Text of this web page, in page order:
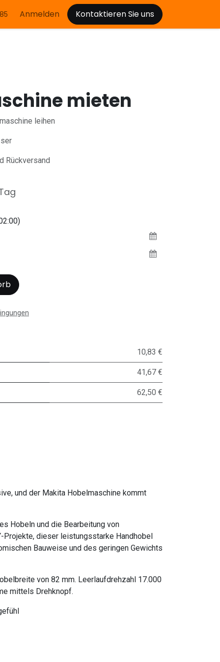
Anmelden Kontaktieren Sie uns
mieten
leihen
Rückversand
10,83 €
41,67 €
62,50 €
und der Makita Hobelmaschine kommt
Hobeln und die Bearbeitung von
dieser leistungsstarke Handhobel
Bauweise und des geringen Gewichts
von 82 mm. Leerlaufdrehzahl 17.000
mittels Drehknopf.